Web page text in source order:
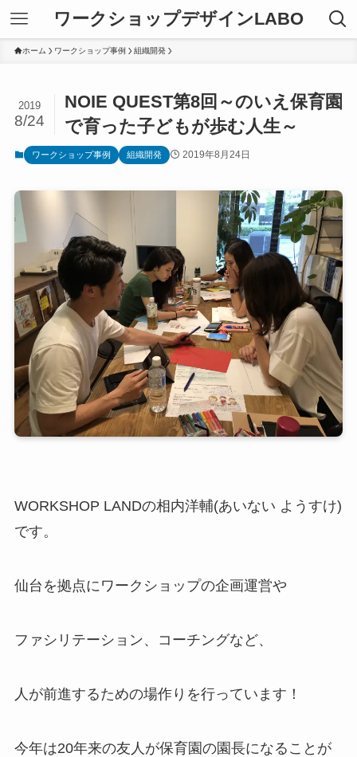
ワークショップデザインLABO
ホーム ワークショップ事例 組織開発
NOIE QUEST第8回～のいえ保育園
で育った子どもが歩む人生～
2019
8/24
ワークショップ事例 組織開発 2019年8月24日
WORKSHOP LANDの相内洋輔(あいない ようすけ)
です。
仙台を拠点にワークショップの企画運営や
ファシリテーション、コーチングなど、
人が前進するための場作りを行っています！
今年は20年来の友人が保育園の園長になることが